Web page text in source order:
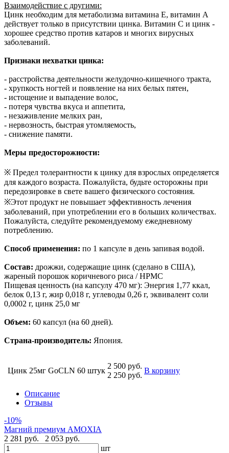
Взаимодействие с другими:
Цинк необходим для метаболизма витамина E, витамин А
действует только в присутствии цинка. Витамин С и цинк -
хорошее средство против катаров и многих вирусных
заболеваний.
Признаки нехватки цинка:
- расстройства деятельности желудочно-кишечного тракта,
- хрупкость ногтей и появление на них белых пятен,
- истощение и выпадение волос,
- потеря чувства вкуса и аппетита,
- незаживление мелких ран,
- нервозность, быстрая утомляемость,
- снижение памяти.
Меры предосторожности:
※ Предел толерантности к цинку для взрослых определяется
для каждого возраста. Пожалуйста, будьте осторожны при
передозировке в свете вашего физического состояния.
※Этот продукт не повышает эффективность лечения
заболеваний, при употреблении его в больших количествах.
Пожалуйста, следуйте рекомендуемому ежедневному
потреблению.
Способ применения: по 1 капсуле в день запивая водой.
Состав: дрожжи, содержащие цинк (сделано в США),
жареный порошок коричневого риса / HPMC
Пищевая ценность (на капсулу 470 мг): Энергия 1,77 ккал,
белок 0,13 г, жир 0,018 г, углеводы 0,26 г, эквивалент соли
0,0002 г, цинк 25,0 мг
Объем: 60 капсул (на 60 дней).
Страна-производитель: Япония.
Цинк 25мг GoCLN 60 штук
2 500 руб.
2 250 руб.
В корзину
Описание
Отзывы
-10%
Магний премиум AMOXIA
2 281 руб.
2 053 руб.
шт